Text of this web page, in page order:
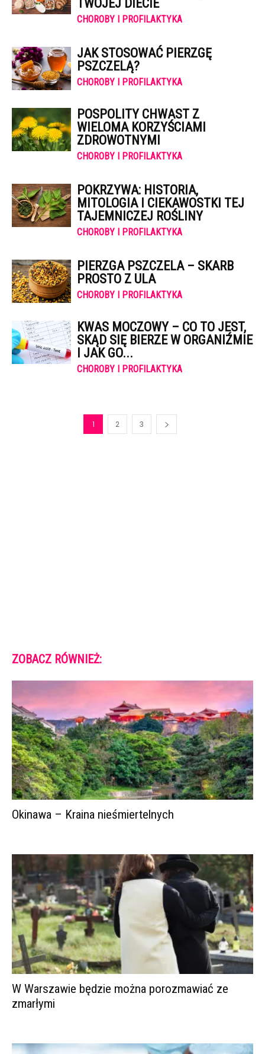
TWOJEJ DIECIE
CHOROBY I PROFILAKTYKA
JAK STOSOWAĆ PIERZGĘ
PSZCZELĄ?
CHOROBY I PROFILAKTYKA
POSPOLITY CHWAST Z
WIELOMA KORZYŚCIAMI
ZDROWOTNYMI
CHOROBY I PROFILAKTYKA
POKRZYWA: HISTORIA,
MITOLOGIA I CIEKAWOSTKI TEJ
TAJEMNICZEJ ROŚLINY
CHOROBY I PROFILAKTYKA
PIERZGA PSZCZELA – SKARB
PROSTO Z ULA
CHOROBY I PROFILAKTYKA
KWAS MOCZOWY – CO TO JEST,
SKĄD SIĘ BIERZE W ORGANIŹMIE
I JAK GO...
CHOROBY I PROFILAKTYKA
1 2 3
ZOBACZ RÓWNIEŻ:
Okinawa – Kraina nieśmiertelnych
W Warszawie będzie można porozmawiać ze
zmarłymi